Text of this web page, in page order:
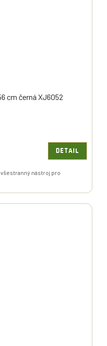
cm černá XJ6052
DETAIL
všestranný nástroj pro